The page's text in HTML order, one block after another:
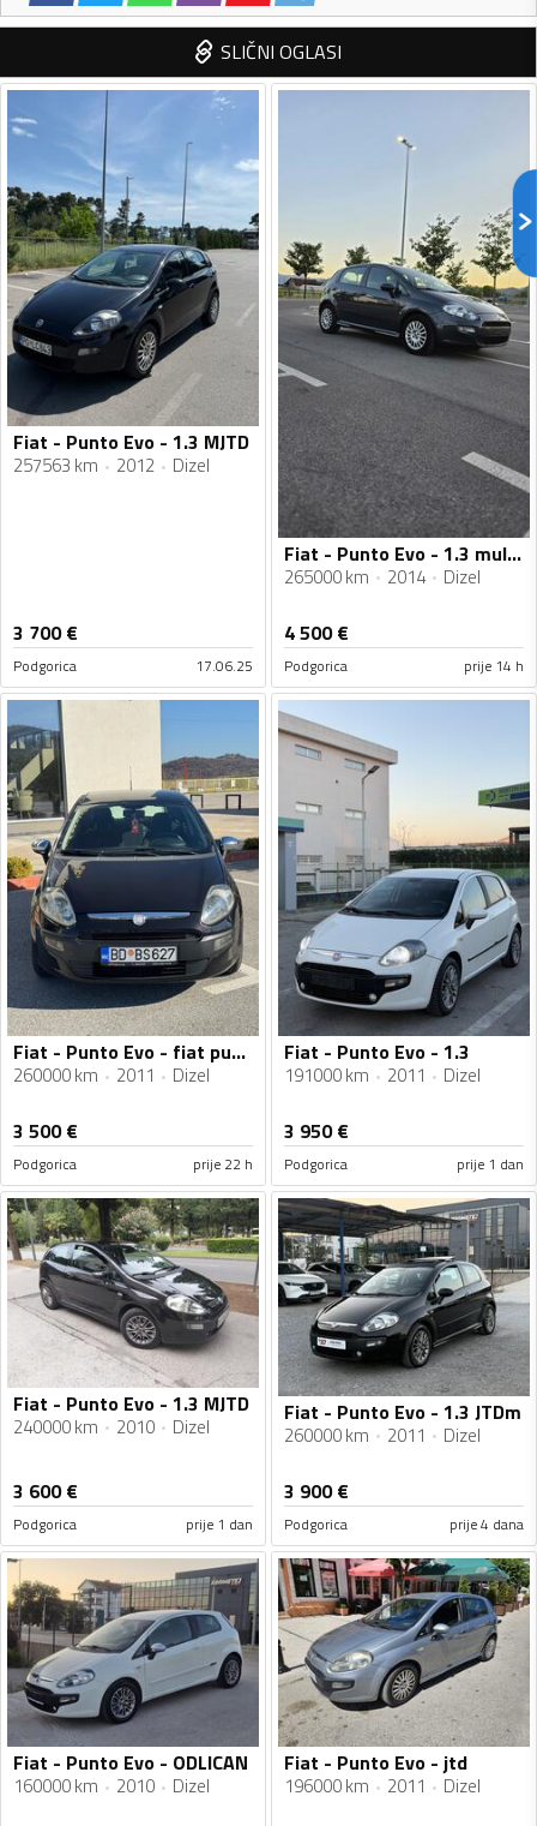
SLIČNI OGLASI
Fiat - Punto Evo - 1.3 MJTD
257563 km 2012 Dizel
3 700€
Podgorica 17.06.25
Fiat - Punto Evo - 1.3 multijet
265000 km 2014 Dizel
4 500€
Podgorica prije 14 h
Fiat - Punto Evo - fiat punto evo
260000 km 2011 Dizel
3 500€
Podgorica prije 22 h
Fiat - Punto Evo - 1.3
191000 km 2011 Dizel
3 950€
Podgorica prije 1 dan
Fiat - Punto Evo - 1.3 MJTD
240000 km 2010 Dizel
3 600€
Podgorica prije 1 dan
Fiat - Punto Evo - 1.3 JTDm
260000 km 2011 Dizel
3 900€
Podgorica prije 4 dana
Fiat - Punto Evo - ODLICAN
160000 km 2010 Dizel
Fiat - Punto Evo - jtd
196000 km 2011 Dizel